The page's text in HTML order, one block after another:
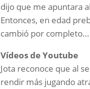
dijo que me apuntara
Entonces, en edad
cambió por completo…
Vídeos de Youtube
Jota reconoce que al
rendir más jugando